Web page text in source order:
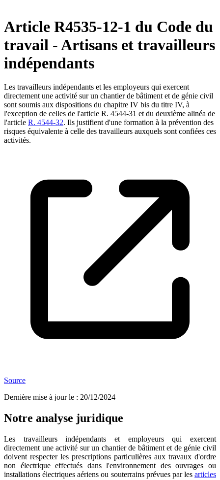
Article R4535-12-1 du Code du
travail - Artisans et travailleurs
indépendants
Les travailleurs indépendants et les employeurs qui exercent
directement une activité sur un chantier de bâtiment et de génie civil
sont soumis aux dispositions du chapitre IV bis du titre IV, à
l'exception de celles de l'article R. 4544-31 et du deuxième alinéa de
l'article R. 4544-32. Ils justifient d'une formation à la prévention des
risques équivalente à celle des travailleurs auxquels sont confiées ces
activités.
Source
Dernière mise à jour le : 20/12/2024
Notre analyse juridique
Les travailleurs indépendants et employeurs qui exercent
directement une activité sur un chantier de bâtiment et de génie civil
doivent respecter les prescriptions particulières aux travaux d'ordre
non électrique effectués dans l'environnement des ouvrages ou
installations électriques aériens ou souterrains prévues par les articles